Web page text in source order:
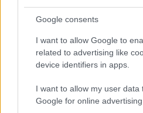
Google consents
I want to allow Google to
related to advertising like
device identifiers in apps.
I want to allow my user data
Google for online